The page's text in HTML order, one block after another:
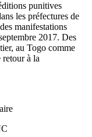
punitives
les préfectures de
manifestations
2017. Des
au Togo comme
retour à la